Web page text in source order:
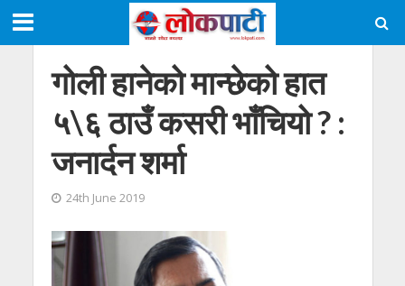
गोली हानेको मान्छेको हात
५\६ ठाउँ कसरी भाँचियो ? :
जनार्दन शर्मा
24th June 2019